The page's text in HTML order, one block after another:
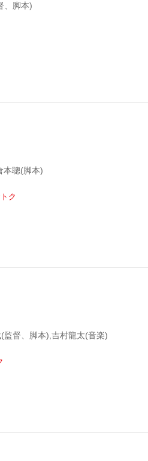
、脚本)
本聰(脚本)
ク
監督、脚本),吉村龍太(音楽)